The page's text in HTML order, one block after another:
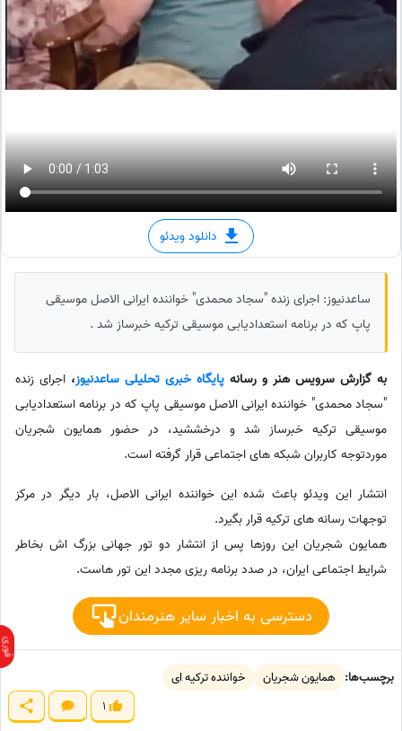
دانلود ویدئو
ساعدنیوز: اجرای زنده "سجاد محمدی" خواننده ایرانی الاصل موسیقی
پاپ که در برنامه استعدادیابی موسیقی ترکیه خبرساز شد .
به گزارش سرویس هنر و رسانه پایگاه خبری تحلیلی ساعدنیوز، اجرای زنده
"سجاد محمدی" خواننده ایرانی الاصل موسیقی پاپ که در برنامه استعدادیابی
موسیقی ترکیه خبرساز شد و درخششید، در حضور همایون شجریان
موردتوجه کاربران شبکه های اجتماعی قرار گرفته است.
انتشار این ویدئو باعث شده این خواننده ایرانی الاصل، بار دیگر در مرکز
توجهات رسانه های ترکیه قرار بگیرد.
همایون شجریان این روزها پس از انتشار دو تور جهانی بزرگ اش بخاطر
شرایط اجتماعی ایران، در صدد برنامه ریزی مجدد این تور هاست.
دسترسی به اخبار سایر هنرمندان
برچسب‌ها: همایون شجریان
خواننده ترکیه ای
1